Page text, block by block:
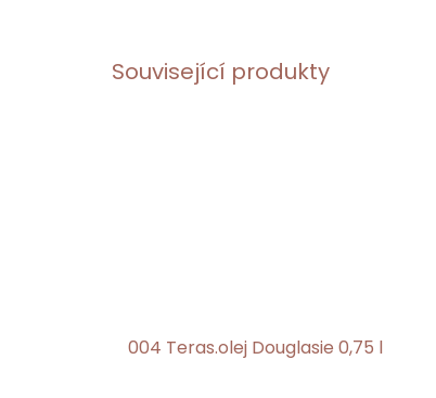
Související produkty
004 Teras.olej Douglasie 0,75 l